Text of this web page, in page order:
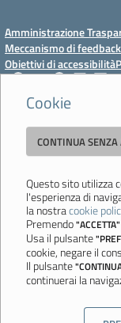
Cookie
CONTINUA SENZA
Questo sito utilizza
l'esperienza di
la nostracookie
Premendo"ACCETTA"
Usa il pulsante
cookie, negare il
Il pulsante
continuerai la
Amministrazione
Meccanismo di feedback
Obiettivi di accessibilità
Istituto Professionale
Deledda"
351005 - Email:
Codice
Ultimo aggiornamento: